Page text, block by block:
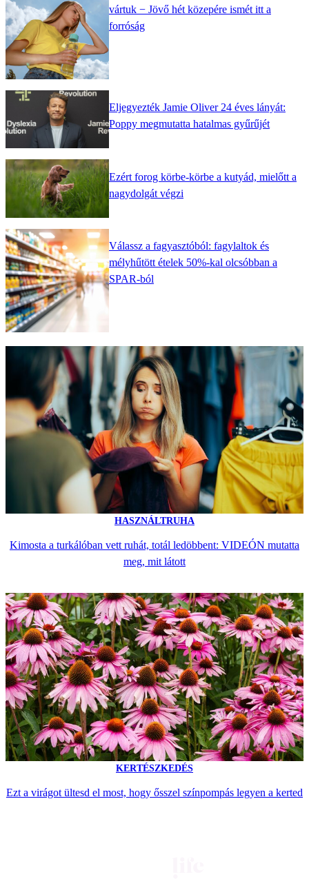
vártuk − Jövő hét közepére ismét itt a
forróság
Eljegyezték Jamie Oliver 24 éves lányát:
Poppy megmutatta hatalmas gyűrűjét
Ezért forog körbe-körbe a kutyád, mielőtt a
nagydolgát végzi
Válassz a fagyasztóból: fagylaltok és
mélyhűtött ételek 50%-kal olcsóbban a
SPAR-ból
HASZNÁLTRUHA
Kimosta a turkálóban vett ruhát, totál ledöbbent: VIDEÓN mutatta
meg, mit látott
KERTÉSZKEDÉS
Ezt a virágot ültesd el most, hogy ősszel színpompás legyen a kerted